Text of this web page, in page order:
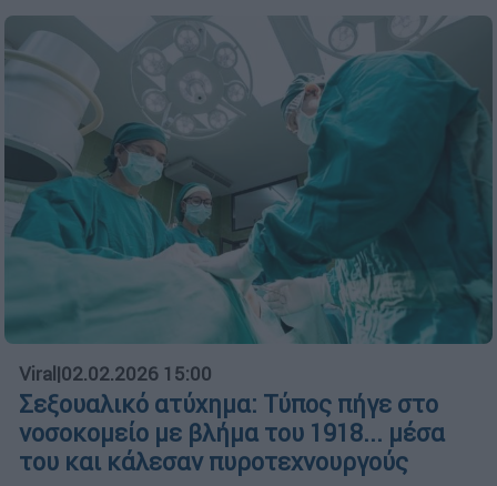
Viral |02.02.2026 15:00
Σεξουαλικό ατύχημα: Τύπος πήγε στο
νοσοκομείο με βλήμα του 1918... μέσα
του και κάλεσαν πυροτεχνουργούς